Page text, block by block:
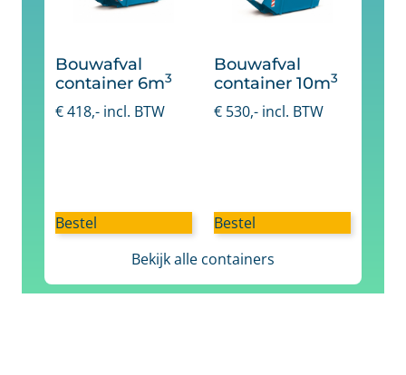
Bouwafval
container 6m3
€418,- incl. BTW
Bestel
Bouwafval
container 10m3
€ 530,- incl. BTW
Bestel
Bekijk alle containers